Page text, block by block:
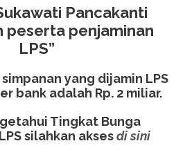
Pancakanti
peserta penjaminan
LPS”
yang dijamin LPS
bank adalah Rp. 2 miliar.
Tingkat Bunga
silahkan aksesdi sini